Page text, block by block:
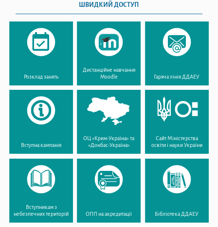
ШВИДКИЙ ДОСТУП
Розклад занять
Дистанційне навчання
Moodle
Гаряча лінія ДДАЕУ
Вступна кампанія
ОЦ «Крим-Україна» та
«Донбас-Україна»
Сайт Міністерства
освіти і науки України
Вступникам з
небезпечних територій
ОПП на акредитації Бібліотека ДДАЕУ